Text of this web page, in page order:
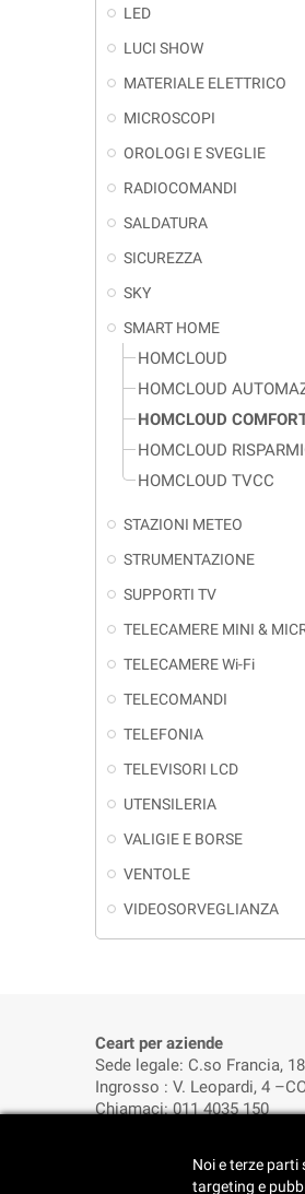
LED
LUCI SHOW
MATERIALE ELETTRICO
MICROSCOPI
OROLOGI E SVEGLIE
RADIOCOMANDI
SALDATURA
SICUREZZA
SKY
SMART HOME
HOMCLOUD
HOMCLOUD
HOMCLOUD
HOMCLOUD
HOMCLOUD TVCC
STAZIONI METEO
STRUMENTAZIONE
SUPPORTI TV
TELECAMERE MINI &
TELECAMERE Wi-Fi
TELECOMANDI
TELEFONIA
TELEVISORI LCD
UTENSILERIA
VALIGIE E BORSE
VENTOLE
VIDEOSORVEGLIANZA
Ceart per aziende
Sede legale: C.so Francia,
Ingrosso : V. Leopardi, 4
Chiamaci: 011 4035 150
Noi e terze parti
targeting e